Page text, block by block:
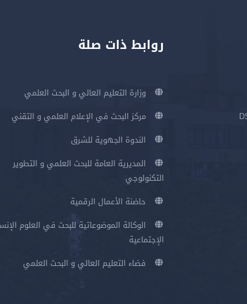
روابط ذات صلة
وزارة التعليم العالي و البحث العلمي
مركز البحث في الإعلام العلمي و التقني
الندوة الجهوية للشرق
المديرية العامة للبحث العلمي و التطوير
التكنولوجي
حاضنة الأعمال الرقمية
الوكالة الموضوعاتية للبحث في العلوم
الإجتماعية
فضاء التعليم العالي و البحث العلمي